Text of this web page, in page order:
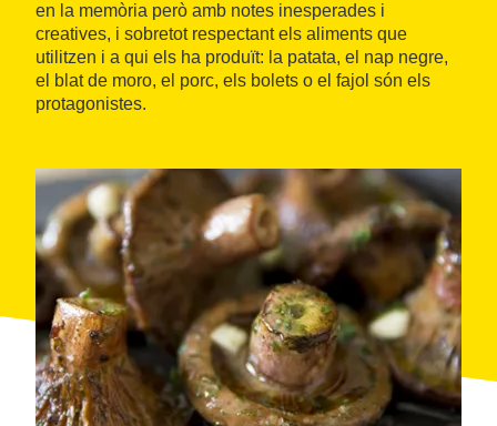
en la memòria però amb notes inesperades i
creatives, i sobretot respectant els aliments que
utilitzen i a qui els ha produït: la patata, el nap negre,
el blat de moro, el porc, els bolets o el fajol són els
protagonistes.